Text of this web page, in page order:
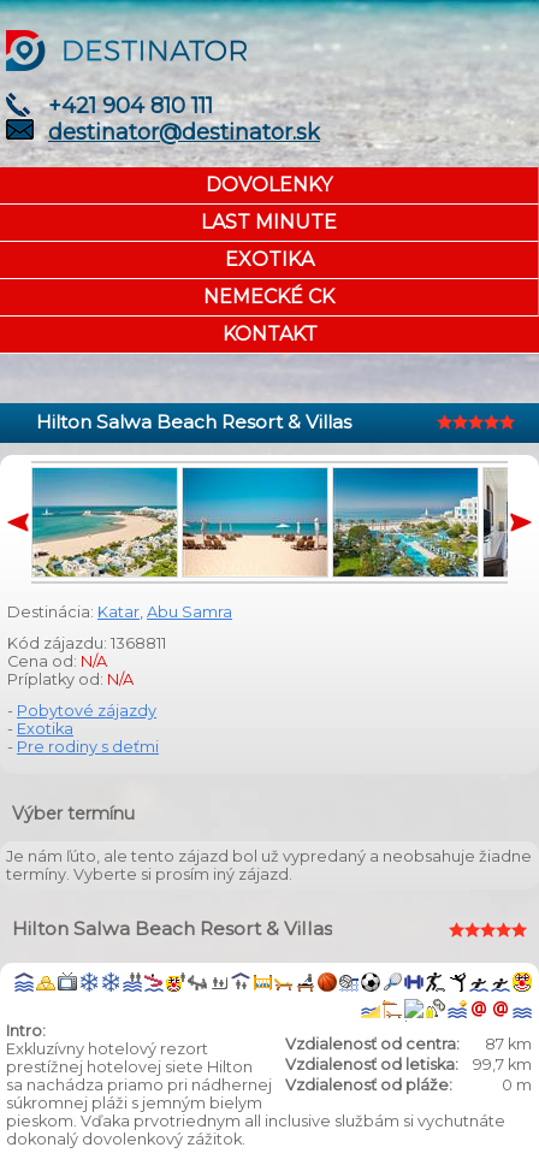
+421 904 810 111
destinator@destinator.sk
DOVOLENKY
LAST MINUTE
EXOTIKA
NEMECKÉ CK
KONTAKT
Hilton Salwa Beach Resort & Villas
Destinácia: Katar, Abu Samra
Kód zájazdu: 1368811
Cena od: N/A
Príplatky od: N/A
- Pobytové zájazdy
- Exotika
- Pre rodiny s deťmi
Výber termínu
Je nám ľúto, ale tento zájazd bol už vypredaný a neobsahuje žiadne
termíny. Vyberte si prosím iný zájazd.
Hilton Salwa Beach Resort & Villas
Vzdialenosť od centra:
87 km
Vzdialenosť od letiska:
99,7 km
Vzdialenosť od pláže:
0 m
Intro:
Exkluzívny hotelový rezort
prestížnej hotelovej siete Hilton
sa nachádza priamo pri nádhernej
súkromnej pláži s jemným bielym
pieskom. Vďaka prvotriednym all inclusive službám si vychutnáte
dokonalý dovolenkový zážitok.